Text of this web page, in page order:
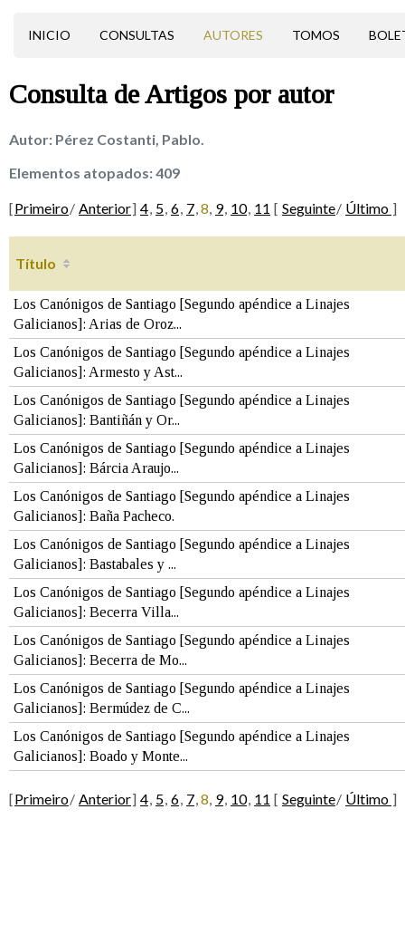
INICIO CONSULTAS AUTORES TOMOS
Consulta deArtigos por autor
Autor: Pérez Costanti, Pablo.
Elementos atopados:409
[Primeiro/ Anterior] 4, 5, 6, 7,8, 9, 10, 11 [ Seguinte/ Último ]
Título
Los Canónigos de Santiago [Segundo apéndice a Linajes
Galicianos]: Arias de Oroz...
Los Canónigos de Santiago [Segundo apéndice a Linajes
Galicianos]: Armesto y Ast...
Los Canónigos de Santiago [Segundo apéndice a Linajes
Galicianos]: Bantiñán y Or...
Los Canónigos de Santiago [Segundo apéndice a Linajes
Galicianos]: Bárcia Araujo...
Los Canónigos de Santiago [Segundo apéndice a Linajes
Galicianos]: Baña Pacheco.
Los Canónigos de Santiago [Segundo apéndice a Linajes
Galicianos]: Bastabales y ...
Los Canónigos de Santiago [Segundo apéndice a Linajes
Galicianos]: Becerra Villa...
Los Canónigos de Santiago [Segundo apéndice a Linajes
Galicianos]: Becerra de Mo...
Los Canónigos de Santiago [Segundo apéndice a Linajes
Galicianos]: Bermúdez de C...
Los Canónigos de Santiago [Segundo apéndice a Linajes
Galicianos]: Boado y Monte...
[Primeiro/ Anterior] 4, 5, 6, 7,8, 9, 10, 11 [ Seguinte/ Último ]